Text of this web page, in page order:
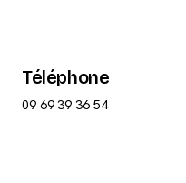
Téléphone
09 69 39 36 54